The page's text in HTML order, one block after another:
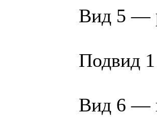
Вид 5 —
Подвид
Вид 6 —